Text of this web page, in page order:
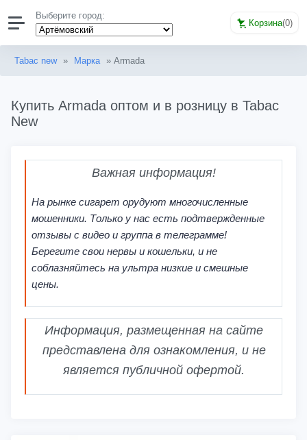
Выберите город:
Корзина(0)
Tabac new » Марка » Armada
Купить Armada оптом и в розницу в Tabac
New
Важная информация!
На рынке сигарет орудуют многочисленные
мошенники. Только у нас есть подтвержденные
отзывы с видео и группа в телеграмме!
Берегите свои нервы и кошельки, и не
соблазняйтесь на ультра низкие и смешные
цены.
Информация, размещенная на сайте
представлена для ознакомления, и не
является публичной офертой.